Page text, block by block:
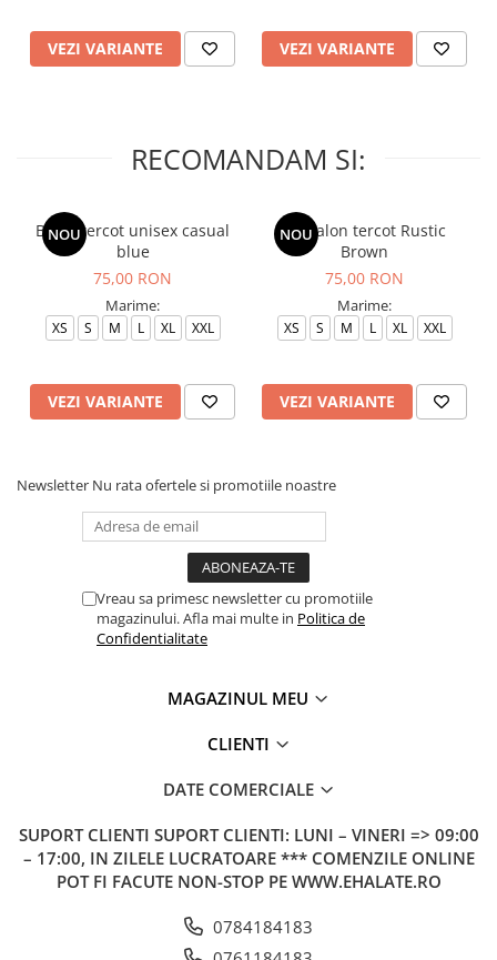
VEZI VARIANTE VEZI VARIANTE
RECOMANDAM SI:
NOU
Bluza tercot unisex casual
blue
75,00 RON
Marime:
XS S M L XL XXL
VEZI VARIANTE
NOU
Pantalon tercot Rustic
Brown
75,00 RON
Marime:
XS S M L XL XXL
VEZI VARIANTE
Newsletter Nu rata ofertele si promotiile noastre
Vreau sa primesc newsletter cu promotiile
magazinului. Afla mai multe in Politica de
Confidentialitate
MAGAZINUL MEU
CLIENTI
DATE COMERCIALE
SUPORT CLIENTI SUPORT CLIENTI: LUNI – VINERI => 09:00
– 17:00, IN ZILELE LUCRATOARE *** COMENZILE ONLINE
POT FI FACUTE NON-STOP PE WWW.EHALATE.RO
0784184183